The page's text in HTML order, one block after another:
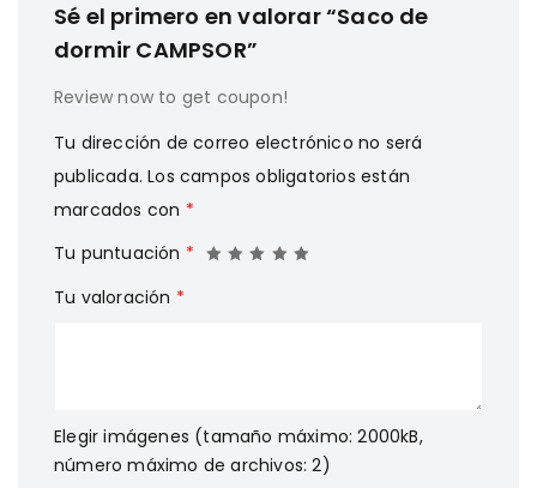
Sé el primero en valorar “Saco de
dormir CAMPSOR”
Review now to get coupon!
Tu dirección de correo electrónico no será
publicada. Los campos obligatorios están
marcados con *
Tu puntuación *
Tu valoración *
Elegir imágenes (tamaño máximo: 2000kB,
número máximo de archivos: 2)